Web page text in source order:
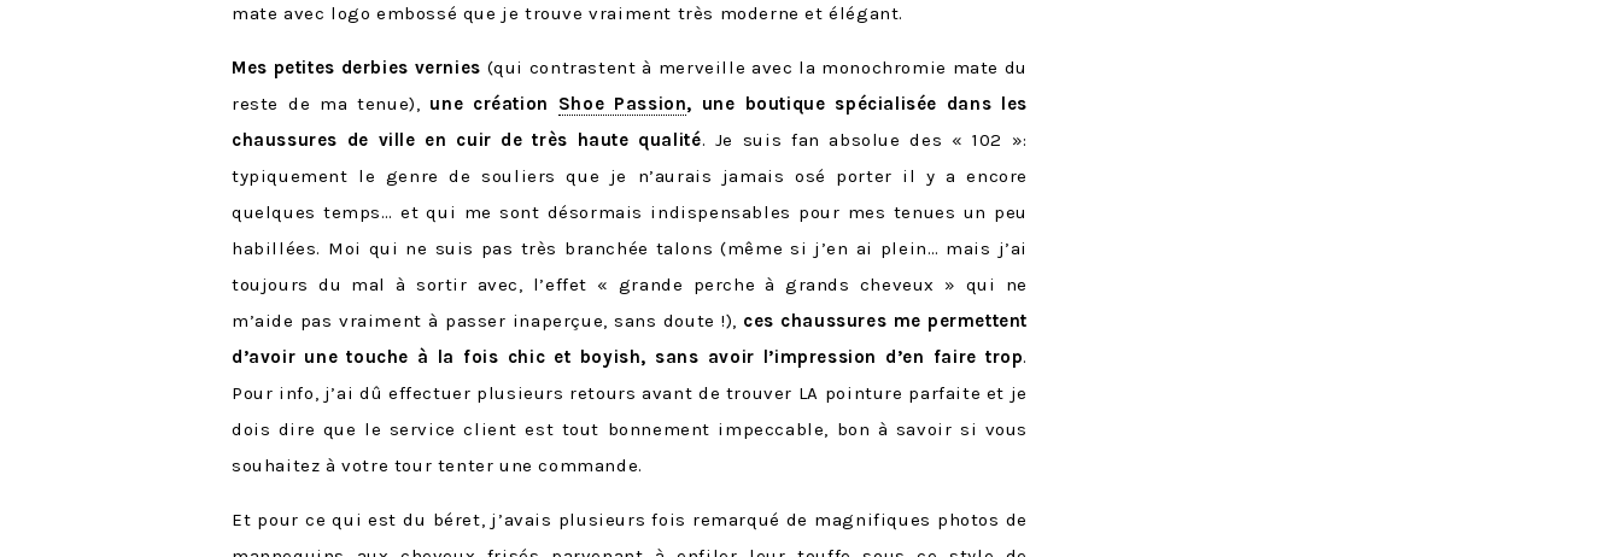
mate avec logo embossé que je trouve vraiment très moderne et élégant.
Mes petites derbies vernies (qui contrastent à merveille avec la monochromie mate du
reste de ma tenue), une création Shoe Passion, une boutique spécialisée dans les
chaussures de ville en cuir de très haute qualité. Je suis fan absolue des « 102 »:
typiquement le genre de souliers que je n’aurais jamais osé porter il y a encore
quelques temps… et qui me sont désormais indispensables pour mes tenues un peu
habillées. Moi qui ne suis pas très branchée talons (même si j’en ai plein… mais j’ai
toujours du mal à sortir avec, l’effet « grande perche à grands cheveux » qui ne
m’aide pas vraiment à passer inaperçue, sans doute !), ces chaussures me permettent
d’avoir une touche à la fois chic et boyish, sans avoir l’impression d’en faire trop.
Pour info, j’ai dû effectuer plusieurs retours avant de trouver LA pointure parfaite et je
dois dire que le service client est tout bonnement impeccable, bon à savoir si vous
souhaitez à votre tour tenter une commande.
Et pour ce qui est du béret, j’avais plusieurs fois remarqué de magnifiques photos de